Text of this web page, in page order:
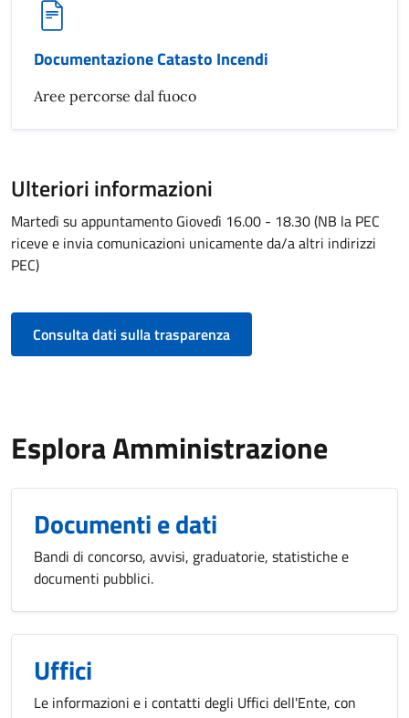
Documentazione Catasto Incendi
Aree percorse dal fuoco
Ulteriori informazioni
Martedì su appuntamento Giovedì 16.00 - 18.30 (NB la PEC
riceve e invia comunicazioni unicamente da/a altri indirizzi
PEC)
Consulta dati sulla trasparenza
Esplora Amministrazione
Documenti e dati
Bandi di concorso, avvisi, graduatorie, statistiche e
documenti pubblici.
Uffici
Le informazioni e i contatti degli Uffici dell'Ente, con